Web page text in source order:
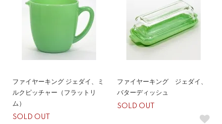
ファイヤーキング ジェダイ、ミ
ルクピッチャー（フラットリ
ム）
SOLD OUT
ファイヤーキング ジェダイ、
バターディッシュ
SOLD OUT